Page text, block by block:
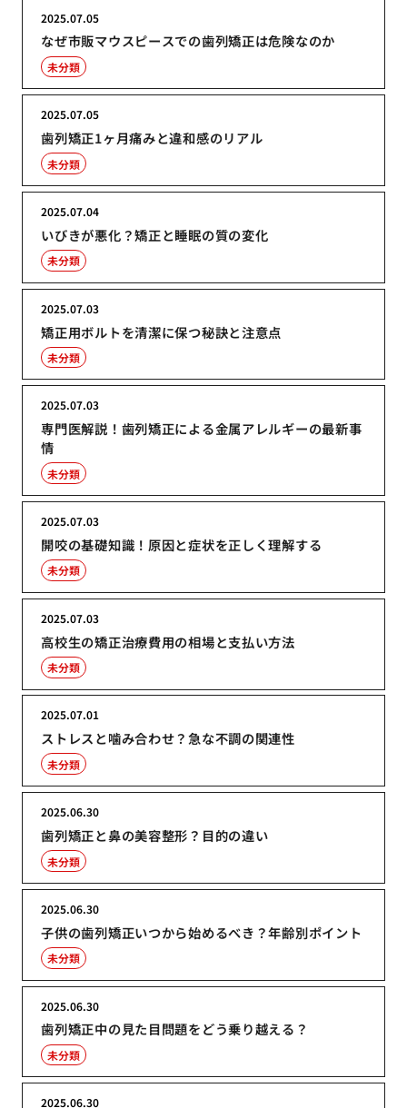
なぜ市販マウスピースでの歯列矯正は危険なのか
2025.07.05
未分類
歯列矯正1ヶ月痛みと違和感のリアル
2025.07.05
未分類
いびきが悪化？矯正と睡眠の質の変化
2025.07.04
未分類
矯正用ボルトを清潔に保つ秘訣と注意点
2025.07.03
未分類
専門医解説！歯列矯正による金属アレルギーの最新事
情
2025.07.03
未分類
開咬の基礎知識！原因と症状を正しく理解する
2025.07.03
未分類
高校生の矯正治療費用の相場と支払い方法
2025.07.03
未分類
ストレスと噛み合わせ？急な不調の関連性
2025.07.01
未分類
歯列矯正と鼻の美容整形？目的の違い
2025.06.30
未分類
子供の歯列矯正いつから始めるべき？年齢別ポイント
2025.06.30
未分類
歯列矯正中の見た目問題をどう乗り越える？
2025.06.30
未分類
2025.06.30